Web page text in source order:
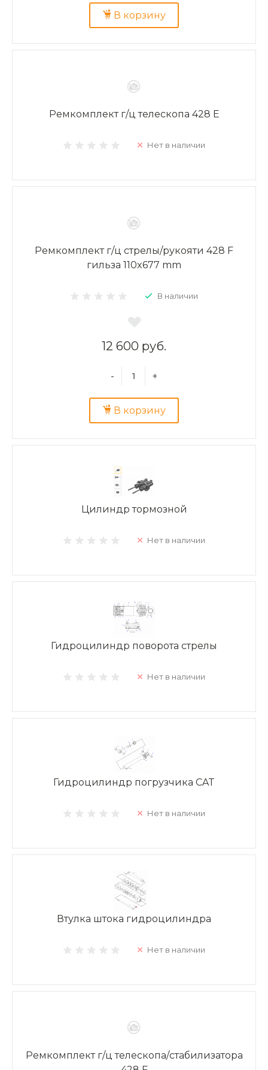
В корзину
Ремкомплект г/ц телескопа 428 E
Нет в наличии
Ремкомплект г/ц стрелы/рукояти 428 F
гильза 110x677 mm
В наличии
12 600 руб.
- +
В корзину
Цилиндр тормозной
Нет в наличии
Гидроцилиндр поворота стрелы
Нет в наличии
Гидроцилиндр погрузчика CAT
Нет в наличии
Втулка штока гидроцилиндра
Нет в наличии
Ремкомплект г/ц телескопа/стабилизатора